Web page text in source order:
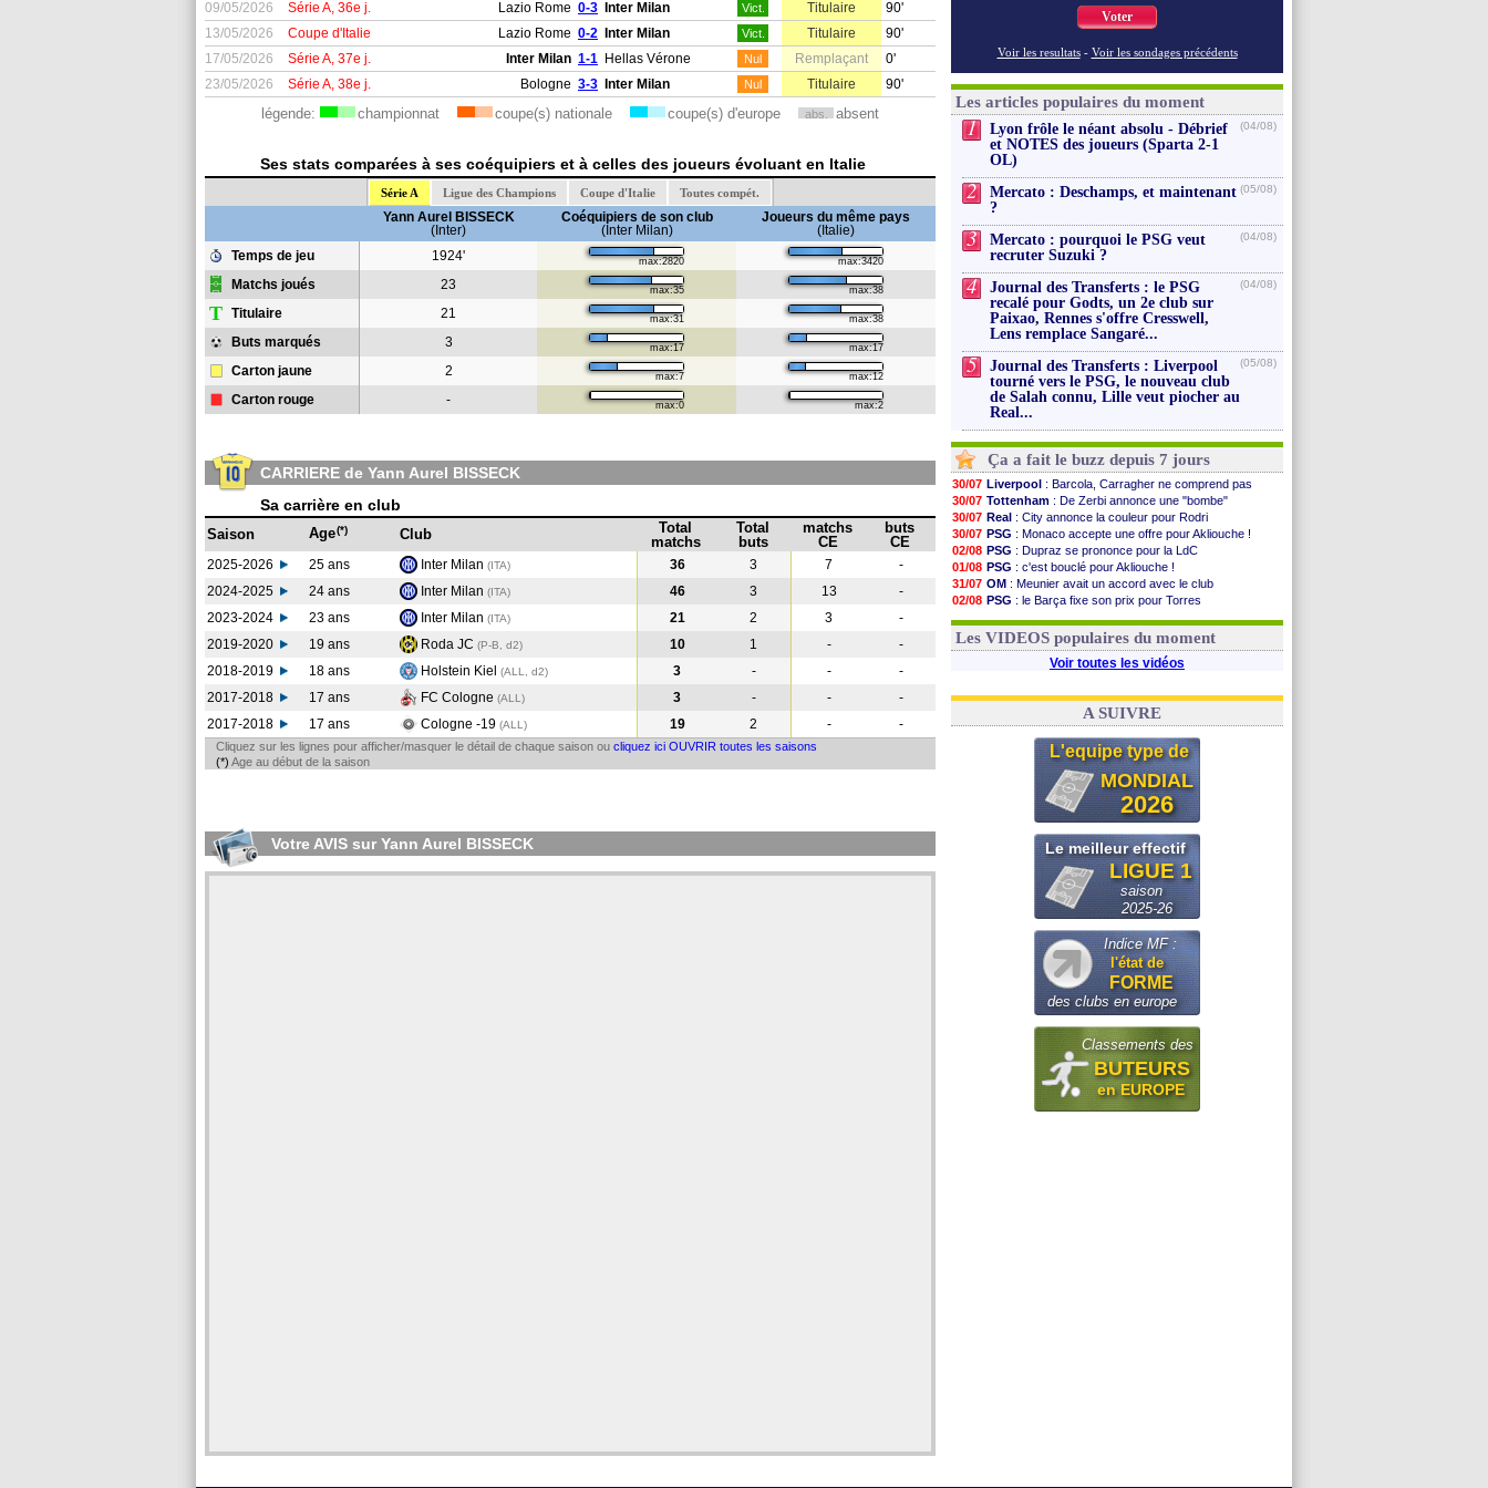
09/05/2026
Série A, 36e j. Lazio Rome 0-3 Inter Milan Vict. Titulaire
90'
13/05/2026
Coupe d'Italie Lazio Rome 0-2 Inter Milan Vict. Titulaire
90'
17/05/2026
Série A, 37e j. Inter Milan 1-1 Hellas Vérone Nul Remplaçant
0'
23/05/2026
Série A, 38e j. Bologne 3-3 Inter Milan Nul Titulaire 90'
légende: championnat coupe(s) nationale coupe(s) d'europe abs. absent
Ses stats comparées à ses coéquipiers et à celles des joueurs évoluant en Italie
Série A Ligue des Champions Coupe d'Italie Toutes compét.
Yann Aurel BISSECK
(Inter)
Coéquipiers de son club
(Inter Milan)
Joueurs du même pays
(Italie)
Temps de jeu
1924' max:2820 max:3420
Matchs joués 23 max:35 max:38
T Titulaire 21 max:31 max:38
Buts marqués 3 max:17 max:17
Carton jaune 2 max:7 max:12
Carton rouge - max:0 max:2
CARRIERE de Yann Aurel BISSECK
Sa carrière en club
Saison Age(*) Club
Total
matchs
Total
buts
matchs
CE
buts
CE
2025-2026 25 ans Inter Milan (ITA) 36 3 7
-
2024-2025
24 ans Inter Milan (ITA) 46 3 13
-
2023-2024
23 ans Inter Milan (ITA) 21 2 3
-
2019-2020
19 ans Roda JC (P-B, d2) 10 1 -
-
2018-2019
18 ans Holstein Kiel (ALL, d2) 3 - -
-
2017-2018
17 ans FC Cologne (ALL ) 3 - -
-
2017-2018
17 ans Cologne -19 (ALL ) 19 2 - -
Cliquez sur les lignes pour afficher/masquer le détail de chaque saison ou cliquez ici OUVRIR toutes les saisons
(*) Age au début de la saison
Votre AVIS sur Yann Aurel BISSECK
Voter
Voir les resultats - Voir les sondages précédents
Les articles populaires du moment
1
Lyon frôle le néant absolu - Débrief
et NOTES des joueurs (Sparta 2-1
OL)
(04/08)
2
Mercato : Deschamps, et maintenant
?
(05/08)
3
Mercato : pourquoi le PSG veut
recruter Suzuki ?
(04/08)
4
Journal des Transferts : le PSG
recalé pour Godts, un 2e club sur
Paixao, Rennes s'offre Cresswell,
Lens remplace Sangaré...
(04/08)
5
Journal des Transferts : Liverpool
tourné vers le PSG, le nouveau club
de Salah connu, Lille veut piocher au
Real...
(05/08)
Ça a fait le buzz depuis 7 jours
30/07 Liverpool : Barcola, Carragher ne comprend pas
30/07 Tottenham : De Zerbi annonce une "bombe"
30/07 Real : City annonce la couleur pour Rodri
30/07 PSG : Monaco accepte une offre pour Akliouche !
02/08 PSG : Dupraz se prononce pour la LdC
01/08 PSG : c'est bouclé pour Akliouche !
31/07 OM : Meunier avait un accord avec le club
02/08 PSG : le Barça fixe son prix pour Torres
01/08 Barça: Torres souhaite rejoindre le PSG !
Les VIDEOS populaires du moment
Voir toutes les vidéos
A SUIVRE
L'equipe type de
MONDIAL
2026
Le meilleur effectif
LIGUE 1
saison
2025-26
Indice MF :
l'état de
FORME
des clubs en europe
Classements des
BUTEURS
en EUROPE